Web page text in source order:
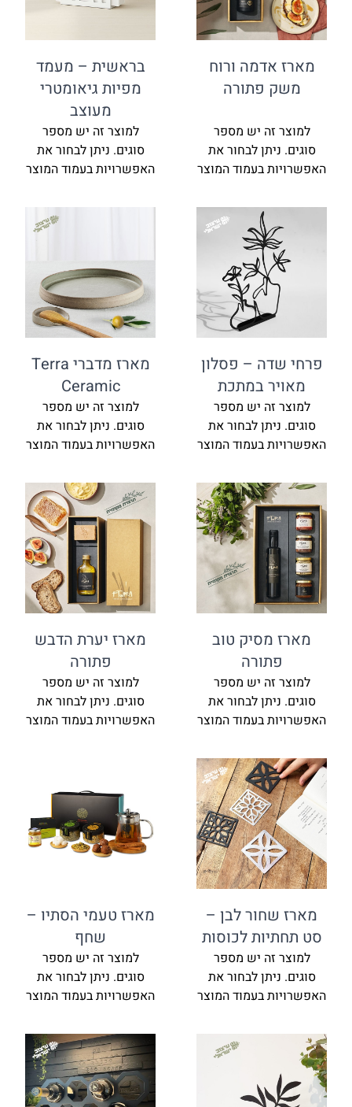
מארז אדמה ורוח
משק פתורה
למוצר זה יש מספר
סוגים. ניתן לבחור את
האפשרויות בעמוד המוצר
בראשית – מעמד
מפיות גיאומטרי
מעוצב
למוצר זה יש מספר
סוגים. ניתן לבחור את
האפשרויות בעמוד המוצר
פרחי שדה – פסלון
מאויר במתכת
למוצר זה יש מספר
סוגים. ניתן לבחור את
האפשרויות בעמוד המוצר
מארז מדברי Terra
Ceramic
למוצר זה יש מספר
סוגים. ניתן לבחור את
האפשרויות בעמוד המוצר
מארז מסיק טוב
פתורה
למוצר זה יש מספר
סוגים. ניתן לבחור את
האפשרויות בעמוד המוצר
מארז יערת הדבש
פתורה
למוצר זה יש מספר
סוגים. ניתן לבחור את
האפשרויות בעמוד המוצר
מארז שחור לבן –
סט תחתיות לכוסות
למוצר זה יש מספר
סוגים. ניתן לבחור את
האפשרויות בעמוד המוצר
מארז טעמי הסתיו –
שחף
למוצר זה יש מספר
סוגים. ניתן לבחור את
האפשרויות בעמוד המוצר